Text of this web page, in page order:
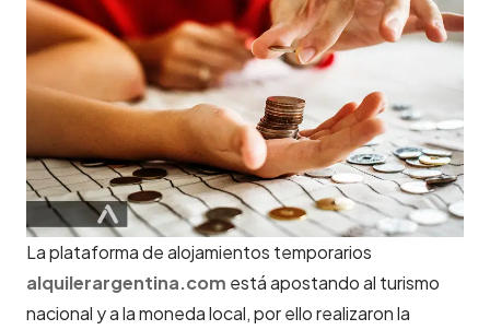
La plataforma de alojamientos temporarios
alquilerargentina.com está apostando al turismo
nacional y a la moneda local, por ello realizaron la